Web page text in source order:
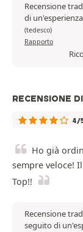
Recensione
di
(tedesco)
Rapporto
RECENSIONE
4/
Ho già
sempre veloce!
Top!!
Recensione
seguito di